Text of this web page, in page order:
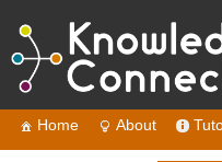
Home About